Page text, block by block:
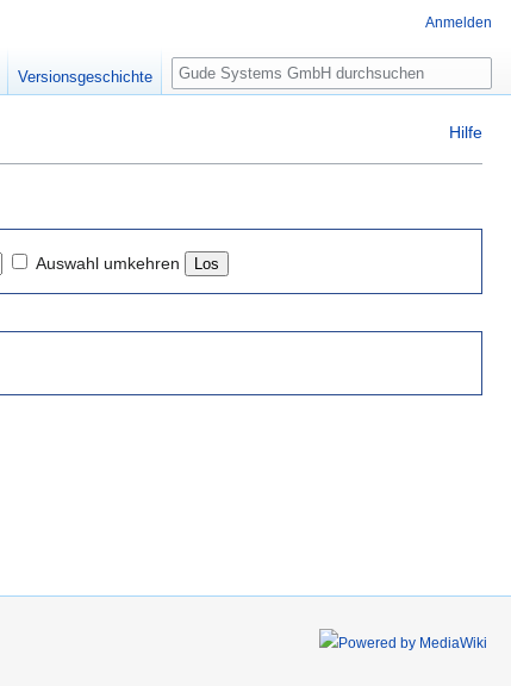
Hilfe
Auswahl umkehren
Anmelden
Versionsgeschichte
Suche